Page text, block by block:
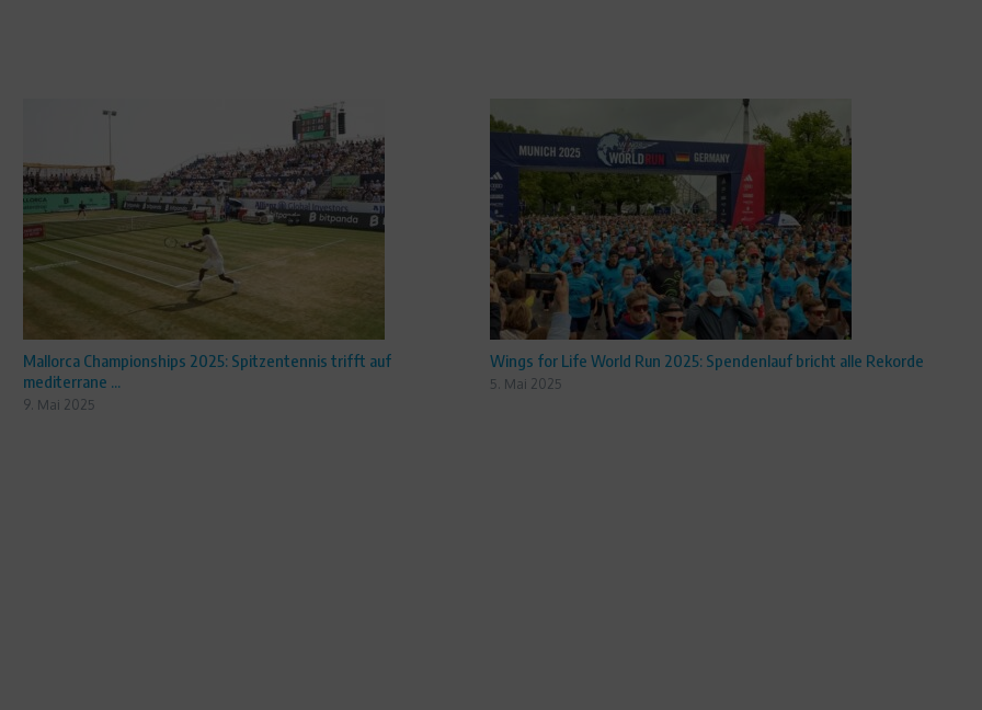
Mallorca Championships 2025: Spitzentennis trifft auf
mediterrane ...
9. Mai 2025
Wings for Life World Run 2025: Spendenlauf bricht alle Rekorde
5. Mai 2025